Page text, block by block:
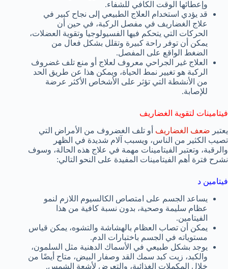
وإعطائها الوقت الكافي للشفاء.
قد يؤدي استخدام العلاج الطبيعي إلى نجاح كبير في
علاج الغضاريف في مفصل الركبة، في حين أن
الحركات التي يتحكم فيها الفسيولوجيا وتقوية العضلات،
يمكن أن توفر راحة كبيرة وتقلل بشكل فعال من
الضغط الواقع على المفصل.
العلاج غير الجراحي معروف لعلاج أو منع تلف غضروف
الركبة هو تغيير نمط الحياة، ويمكن هذا عن طريق الحد
من الأنشطة التي تؤثر على الأشخاص الأكثر عرضة
للإصابة.
فيتامينات لتقوية الغضاريف
يعتبر ضعف الغضاريف أو تلف الغضروف من الأمراض التي
تصيب الكثير من الناس، ويسبب آلام شديدة في الظهر
والرقبة، وتعتبر الفيتامينات مهمة في علاج هذه الحالة، وسوف
نشرح فترة أهم الفيتامينات المفيدة على النحو التالي:
فيتامين د
يساعد الجسم على امتصاص الكالسيوم اللازم لنمو
عظام سليمة وصحية، بدون نسبة كافية من هذا
الفيتامين.
يمكن أن تصاب العظام بالهشاشة والتشوه، يمكن قياس
مستوياته في الجسم باختبارات الدم.
يوجد بشكل طبيعي في الأسماك الدهنية مثل السلمون،
والكبد، زيت كبد سمك القد وصفار البيض، متاح أيضًا من
خلال المكملات الغذائية، والتعرض لأشعة الشمس.